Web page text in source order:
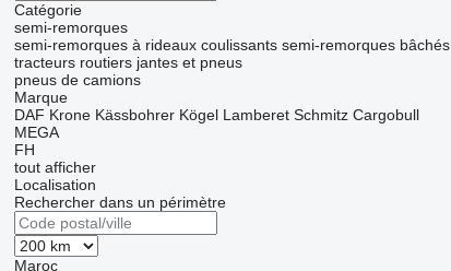
Catégorie
semi-remorques
semi-remorques à rideaux coulissants semi-remorques bâchés
tracteurs routiers jantes et pneus
pneus de camions
Marque
DAF Krone Kässbohrer Kögel Lamberet Schmitz Cargobull
MEGA
FH
tout afficher
Localisation
Rechercher dans un périmètre
Maroc